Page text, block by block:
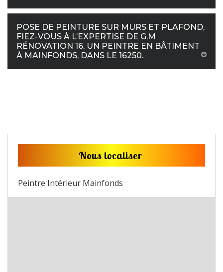
POSE DE PEINTURE SUR MURS ET PLAFOND,
FIEZ-VOUS À L’EXPERTISE DE G.M
RÉNOVATION 16, UN PEINTRE EN BÂTIMENT
À MAINFONDS, DANS LE 16250.
Nous localiser
Peintre Intérieur Mainfonds